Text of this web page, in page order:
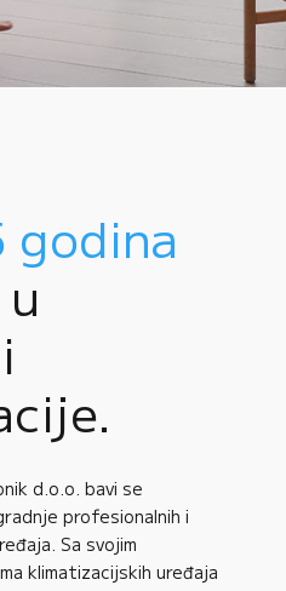
godina
u
d.o.o. bavi se
profesionalnih i
Sa svojim
klimatizacijskih uređaja